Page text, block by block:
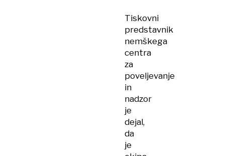
Tiskovni
predstavnik
nemškega
centra
za
poveljevanje
in
nadzor
je
dejal,
da
je